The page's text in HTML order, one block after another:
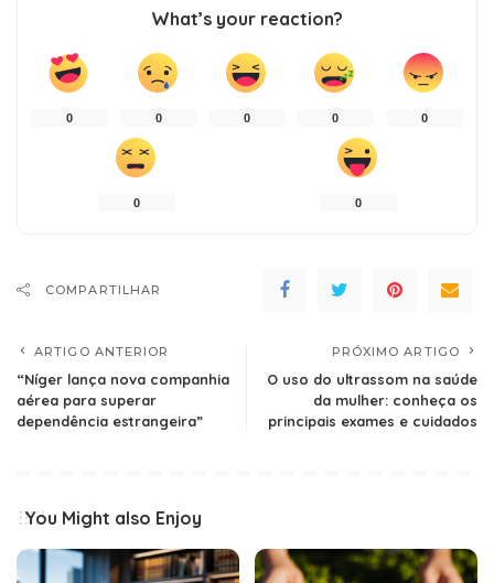
What’s your reaction?
0 0 0 0 0
0 0
COMPARTILHAR
ARTIGO ANTERIOR
“Níger lança nova companhia
aérea para superar
dependência estrangeira”
PRÓXIMO ARTIGO
O uso do ultrassom na saúde
da mulher: conheça os
principais exames e cuidados
You Might also Enjoy